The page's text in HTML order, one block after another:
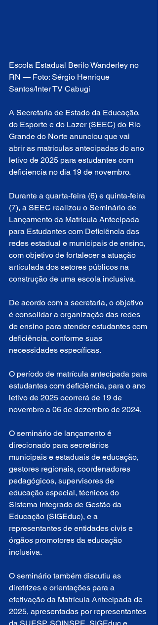
Escola Estadual Berilo Wanderley no
RN — Foto: Sérgio Henrique
Santos/Inter TV Cabugi
A Secretaria de Estado da Educação,
do Esporte e do Lazer (SEEC) do Rio
Grande do Norte anunciou que vai
abrir as matriculas antecipadas do ano
letivo de 2025 para estudantes com
deficiencia no dia 19 de novembro.
Durante a quarta-feira (6) e quinta-feira
(7), a SEEC realizou o Seminário de
Lançamento da Matrícula Antecipada
para Estudantes com Deficiência das
redes estadual e municipais de ensino,
com objetivo de fortalecer a atuação
articulada dos setores públicos na
construção de uma escola inclusiva.
De acordo com a secretaria, o objetivo
é consolidar a organização das redes
de ensino para atender estudantes com
deficiência, conforme suas
necessidades específicas.
O período de matrícula antecipada para
estudantes com deficiência, para o ano
letivo de 2025 ocorrerá de 19 de
novembro a 06 de dezembro de 2024.
O seminário de lançamento é
direcionado para secretários
municipais e estaduais de educação,
gestores regionais, coordenadores
pedagógicos, supervisores de
educação especial, técnicos do
Sistema Integrado de Gestão da
Educação (SIGEduc), e a
representantes de entidades civis e
órgãos promotores da educação
inclusiva.
O seminário também discutiu as
diretrizes e orientações para a
efetivação da Matrícula Antecipada de
2025, apresentadas por representantes